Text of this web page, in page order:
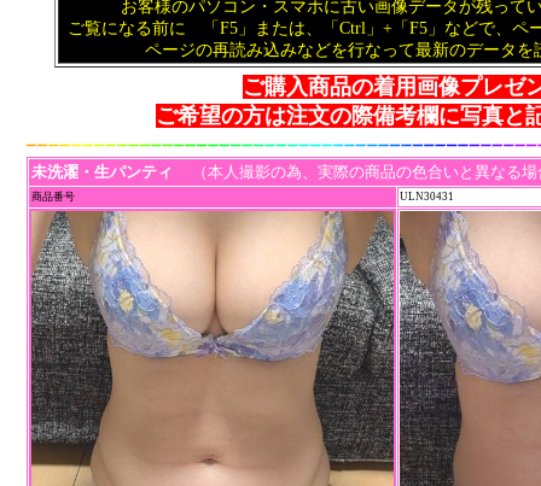
お客様のパソコン・スマホに古い画像データが残って
ご覧になる前に 「F5」または、「Ctrl」+「F5」などで、ペ
ページの再読み込みなどを行なって最新のデータを
ご購入商品の着用画像プレゼ
ご希望の方は注文の際備考欄に写真と
未洗濯・生パンティ （本人撮影の為、実際の商品の色合いと異なる
商品番号 ULN30431